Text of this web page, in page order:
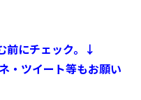
前にチェック。↓
・ツイート等もお願い